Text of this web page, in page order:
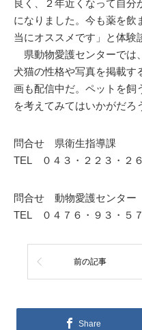
良く、２年近くなって自分
になりました。今も薬を飲
当にオススメです」と体験
県動物愛護センターでは
犬猫の性格や写真を掲載す
画も配信中だ。ペットを飼
を考えてみてはいかがだろ
問合せ 県衛生指導課
TEL ０４３・２２３・２
問合せ 動物愛護センター
TEL ０４７６・９３・５７
前の記事
Share